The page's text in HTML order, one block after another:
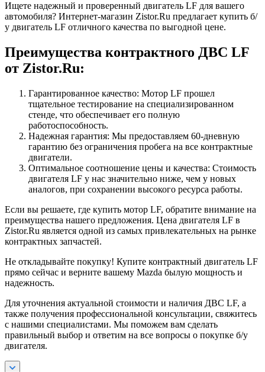
Ищете надежный и проверенный двигатель LF для вашего
автомобиля? Интернет-магазин Zistor.Ru предлагает купить б/
у двигатель LF отличного качества по выгодной цене.
Преимущества контрактного ДВС LF
от Zistor.Ru:
Гарантированное качество: Мотор LF прошел
тщательное тестирование на специализированном
стенде, что обеспечивает его полную
работоспособность.
Надежная гарантия: Мы предоставляем 60-дневную
гарантию без ограничения пробега на все контрактные
двигатели.
Оптимальное соотношение цены и качества: Стоимость
двигателя LF у нас значительно ниже, чем у новых
аналогов, при сохранении высокого ресурса работы.
Если вы решаете, где купить мотор LF, обратите внимание на
преимущества нашего предложения. Цена двигателя LF в
Zistor.Ru является одной из самых привлекательных на рынке
контрактных запчастей.
Не откладывайте покупку! Купите контрактный двигатель LF
прямо сейчас и верните вашему Mazda былую мощность и
надежность.
Для уточнения актуальной стоимости и наличия ДВС LF, а
также получения профессиональной консультации, свяжитесь
с нашими специалистами. Мы поможем вам сделать
правильный выбор и ответим на все вопросы о покупке б/у
двигателя.